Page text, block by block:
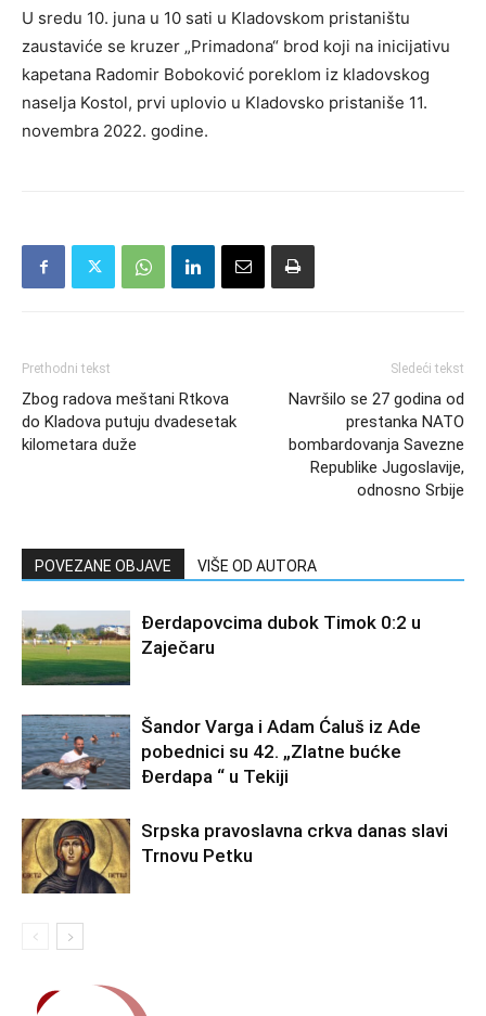
U sredu 10. juna u 10 sati u Kladovskom pristaništu
zaustaviće se kruzer „Primadona“ brod koji na inicijativu
kapetana Radomir Boboković poreklom iz kladovskog
naselja Kostol, prvi uplovio u Kladovsko pristaniše 11.
novembra 2022. godine.
Prethodni tekst
Zbog radova meštani Rtkova
do Kladova putuju dvadesetak
kilometara duže
Sledeći tekst
Navršilo se 27 godina od
prestanka NATO
bombardovanja Savezne
Republike Jugoslavije,
odnosno Srbije
POVEZANE OBJAVE VIŠE OD AUTORA
Đerdapovcima dubok Timok 0:2 u
Zaječaru
Šandor Varga i Adam Ćaluš iz Ade
pobednici su 42. „Zlatne bućke
Đerdapa “ u Tekiji
Srpska pravoslavna crkva danas slavi
Trnovu Petku